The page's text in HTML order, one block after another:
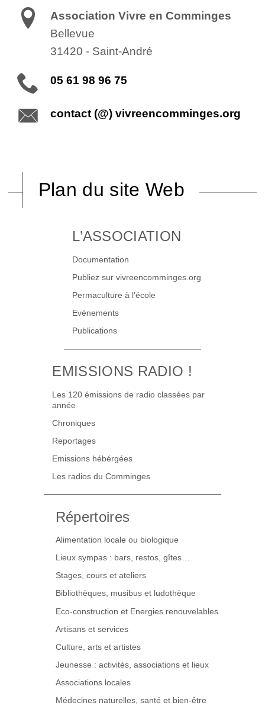
Association Vivre en Comminges
Bellevue
31420 - Saint-André
05 61 98 96 75
contact (@) vivreencomminges.org
Plan du site Web
L’ASSOCIATION
Documentation
Publiez sur vivreencomminges.org
Permaculture à l’école
Evénements
Publications
EMISSIONS RADIO !
Les 120 émissions de radio classées par
année
Chroniques
Reportages
Emissions hébérgées
Les radios du Comminges
Répertoires
Alimentation locale ou biologique
Lieux sympas : bars, restos, gîtes…
Stages, cours et ateliers
Bibliothèques, musibus et ludothèque
Eco-construction et Energies renouvelables
Artisans et services
Culture, arts et artistes
Jeunesse : activités, associations et lieux
Associations locales
Médecines naturelles, santé et bien-être